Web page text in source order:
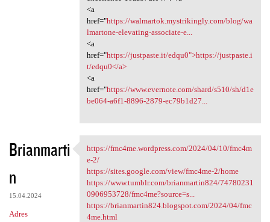
<a
href="https://walmartok.mystrikingly.com/blog/wa
lmartone-elevating-associate-e...
<a
href="https://justpaste.it/edqu0">https://justpaste.i
t/edqu0</a>
<a
href="https://www.evernote.com/shard/s510/sh/d1e
be064-a6f1-8896-2879-ec79b1d27...
Brianmarti
n
15.04.2024
Adres
https://fmc4me.wordpress.com
https://fmc4me.wordpress.com/2024/04/10/fmc4m
e-2/
https://sites.google.com/view/fmc4me-2/home
https://www.tumblr.com/brianmartin824/74780231
0906953728/fmc4me?source=s...
https://brianmartin824.blogspot.com/2024/04/fmc
4me.html